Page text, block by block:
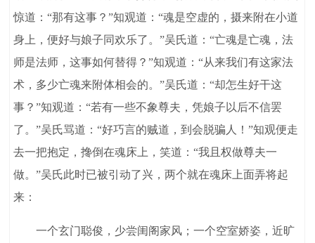
惊道：“那有这事？”知观道：“魂是空虚的，摄来附在小道
身上，便好与娘子同欢乐了。”吴氏道：“亡魂是亡魂，法
师是法师，这事如何替得？”知观道：“从来我们有这家法
术，多少亡魂来附体相会的。”吴氏道：“却怎生好干这
事？”知观道：“若有一些不象尊夫，凭娘子以后不信罢
了。”吴氏骂道：“好巧言的贼道，到会脱骗人！”知观便走
去一把抱定，搀倒在魂床上，笑道：“我且权做尊夫一
做。”吴氏此时已被引动了兴，两个就在魂床上面弄将起
来：
一个玄门聪俊，少尝闺阁家风；一个空室娇姿，近旷